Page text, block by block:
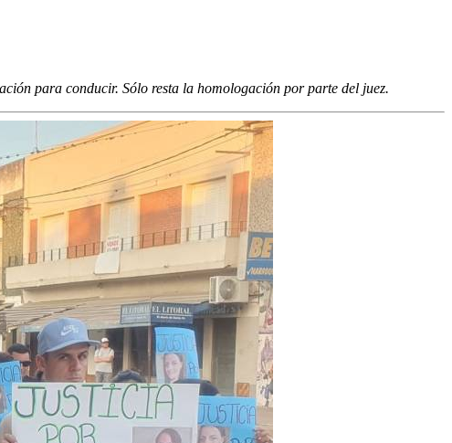
para conducir. Sólo resta la homologación por parte del juez.